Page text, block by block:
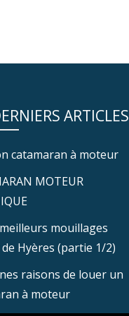
ARTICLES
catamaran à moteur
MOTEUR
mouillages
Hyères (partie 1/2)
raisons de louer un
à moteur